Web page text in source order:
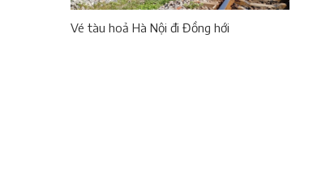
Vé tàu hoả Hà Nội đi Đồng hới